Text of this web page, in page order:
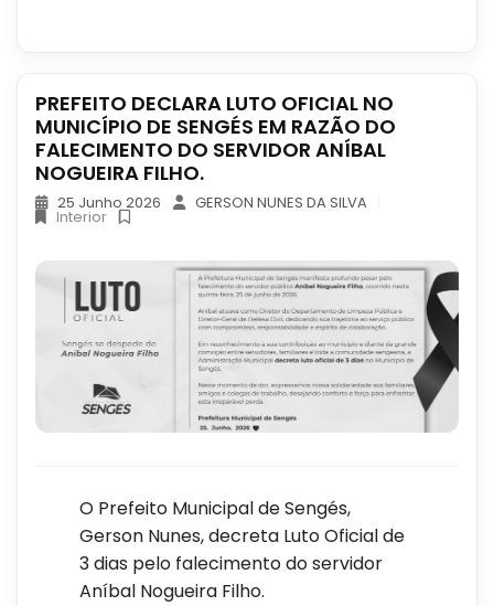
PREFEITO DECLARA LUTO OFICIAL NO
MUNICÍPIO DE SENGÉS EM RAZÃO DO
FALECIMENTO DO SERVIDOR ANÍBAL
NOGUEIRA FILHO.
25 Junho 2026 GERSON NUNES DA SILVA
Interior
O Prefeito Municipal de Sengés,
Gerson Nunes, decreta Luto Oficial de
3 dias pelo falecimento do servidor
Aníbal Nogueira Filho.